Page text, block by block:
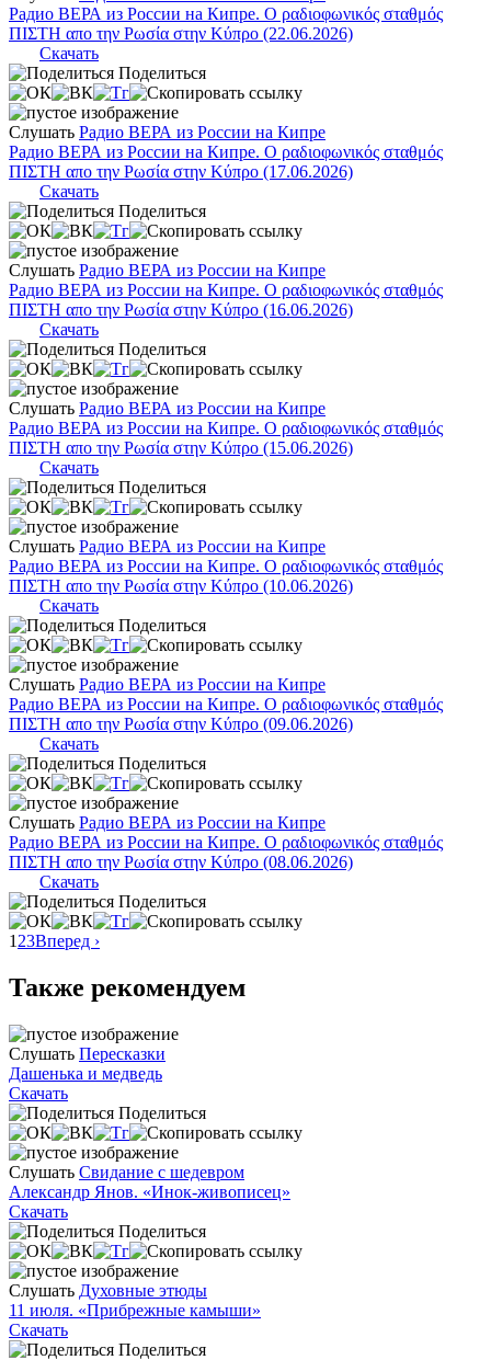
Радио ВЕРА из России на Кипре. Ο ραδιοφωνικός σταθμός
ΠΙΣΤΗ απο την Ρωσία στην Κύπρο (22.06.2026)
Скачать
Поделиться
Слушать Радио ВЕРА из России на Кипре
Радио ВЕРА из России на Кипре. Ο ραδιοφωνικός σταθμός
ΠΙΣΤΗ απο την Ρωσία στην Κύπρο (17.06.2026)
Скачать
Поделиться
Слушать Радио ВЕРА из России на Кипре
Радио ВЕРА из России на Кипре. Ο ραδιοφωνικός σταθμός
ΠΙΣΤΗ απο την Ρωσία στην Κύπρο (16.06.2026)
Скачать
Поделиться
Слушать Радио ВЕРА из России на Кипре
Радио ВЕРА из России на Кипре. Ο ραδιοφωνικός σταθμός
ΠΙΣΤΗ απο την Ρωσία στην Κύπρο (15.06.2026)
Скачать
Поделиться
Слушать Радио ВЕРА из России на Кипре
Радио ВЕРА из России на Кипре. Ο ραδιοφωνικός σταθμός
ΠΙΣΤΗ απο την Ρωσία στην Κύπρο (10.06.2026)
Скачать
Поделиться
Слушать Радио ВЕРА из России на Кипре
Радио ВЕРА из России на Кипре. Ο ραδιοφωνικός σταθμός
ΠΙΣΤΗ απο την Ρωσία στην Κύπρο (09.06.2026)
Скачать
Поделиться
Слушать Радио ВЕРА из России на Кипре
Радио ВЕРА из России на Кипре. Ο ραδιοφωνικός σταθμός
ΠΙΣΤΗ απο την Ρωσία στην Κύπρο (08.06.2026)
Скачать
Поделиться
1 23Вперед ›
Также рекомендуем
Слушать Пересказки
Дашенька и медведь
Скачать
Поделиться
Слушать Свидание с шедевром
Александр Янов. «Инок-живописец»
Скачать
Поделиться
Слушать Духовные этюды
11 июля. «Прибрежные камыши»
Скачать
Поделиться